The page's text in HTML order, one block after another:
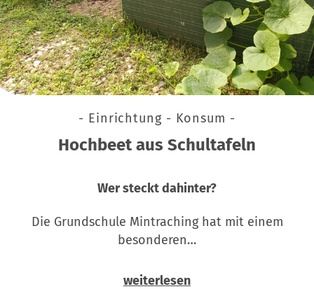
- Einrichtung - Konsum -
Hochbeet aus Schultafeln
Wer steckt dahinter?
Die Grundschule Mintraching hat mit einem
besonderen…
weiterlesen